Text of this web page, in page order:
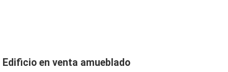
Edificio en venta amueblado